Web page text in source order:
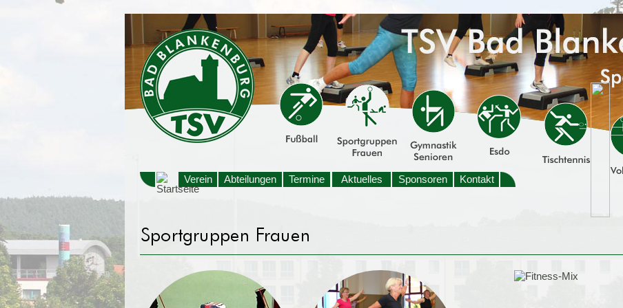
Verein Abteilungen Termine Aktuelles Sponsoren Kontakt